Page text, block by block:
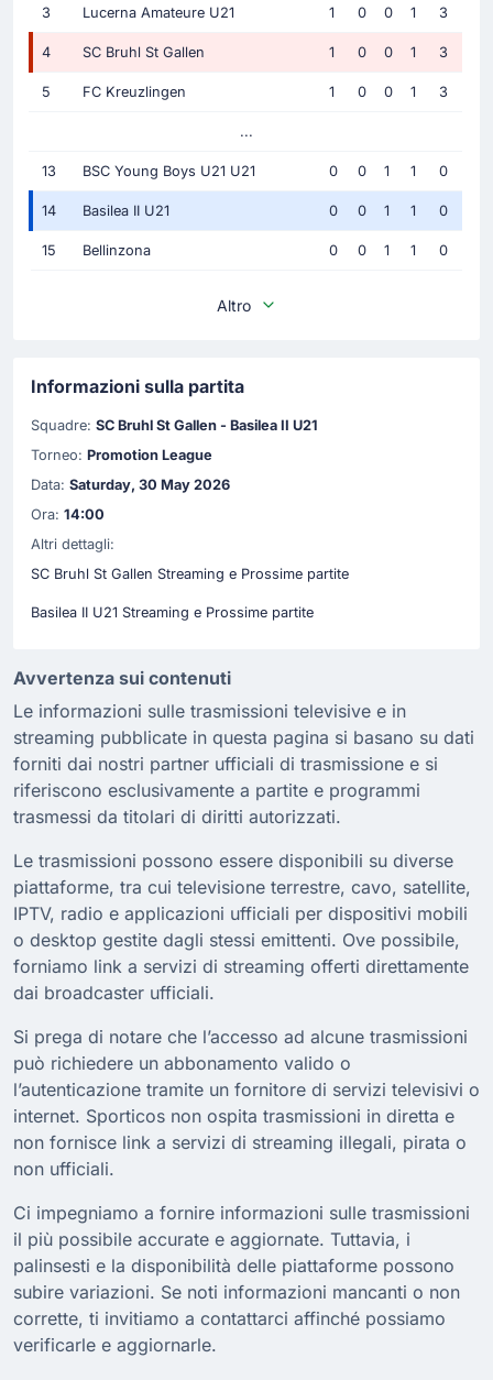
3 Lucerna Amateure U21 1 0 0 1 3
4 SC Bruhl St Gallen 1 0 0 1 3
5 FC Kreuzlingen 1 0 0 1 3
...
13 BSC Young Boys U21 U21 0 0 1 1 0
14 Basilea II U21 0 0 1 1 0
15 Bellinzona 0 0 1 1 0
Altro
Informazioni sulla partita
Squadre: SC Bruhl St Gallen - Basilea II U21
Torneo: Promotion League
Data: Saturday, 30 May 2026
Ora: 14:00
Altri dettagli:
SC Bruhl St Gallen Streaming e Prossime partite
Basilea II U21 Streaming e Prossime partite
Avvertenza sui contenuti
Le informazioni sulle trasmissioni televisive e in
streaming pubblicate in questa pagina si basano su dati
forniti dai nostri partner ufficiali di trasmissione e si
riferiscono esclusivamente a partite e programmi
trasmessi da titolari di diritti autorizzati.
Le trasmissioni possono essere disponibili su diverse
piattaforme, tra cui televisione terrestre, cavo, satellite,
IPTV, radio e applicazioni ufficiali per dispositivi mobili
o desktop gestite dagli stessi emittenti. Ove possibile,
forniamo link a servizi di streaming offerti direttamente
dai broadcaster ufficiali.
Si prega di notare che l’accesso ad alcune trasmissioni
può richiedere un abbonamento valido o
l’autenticazione tramite un fornitore di servizi televisivi o
internet. Sporticos non ospita trasmissioni in diretta e
non fornisce link a servizi di streaming illegali, pirata o
non ufficiali.
Ci impegniamo a fornire informazioni sulle trasmissioni
il più possibile accurate e aggiornate. Tuttavia, i
palinsesti e la disponibilità delle piattaforme possono
subire variazioni. Se noti informazioni mancanti o non
corrette, ti invitiamo a contattarci affinché possiamo
verificarle e aggiornarle.